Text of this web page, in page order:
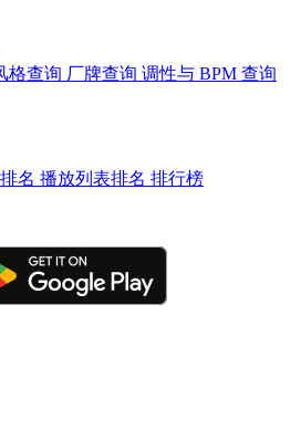
格查询 厂牌查询 调性与 BPM 查询
名 播放列表排名 排行榜